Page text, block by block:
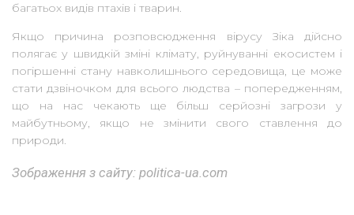
багатьох видів птахів і тварин.
Якщо причина розповсюдження вірусу Зіка дійсно
полягає у швидкій зміні клімату, руйнуванні екосистем і
погіршенні стану навколишнього середовища, це може
стати дзвіночком для всього людства – попередженням,
що на нас чекають ще більш серйозні загрози у
майбутньому, якщо не змінити свого ставлення до
природи.
Зображення з сайту: politica-ua.com